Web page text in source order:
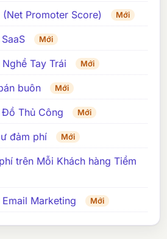
(Net Promoter Score) Mới
Mới
Tay Trái Mới
buôn Mới
Thủ Công Mới
đảm phí Mới
trên Mỗi Khách hàng Tiềm
Email Marketing Mới